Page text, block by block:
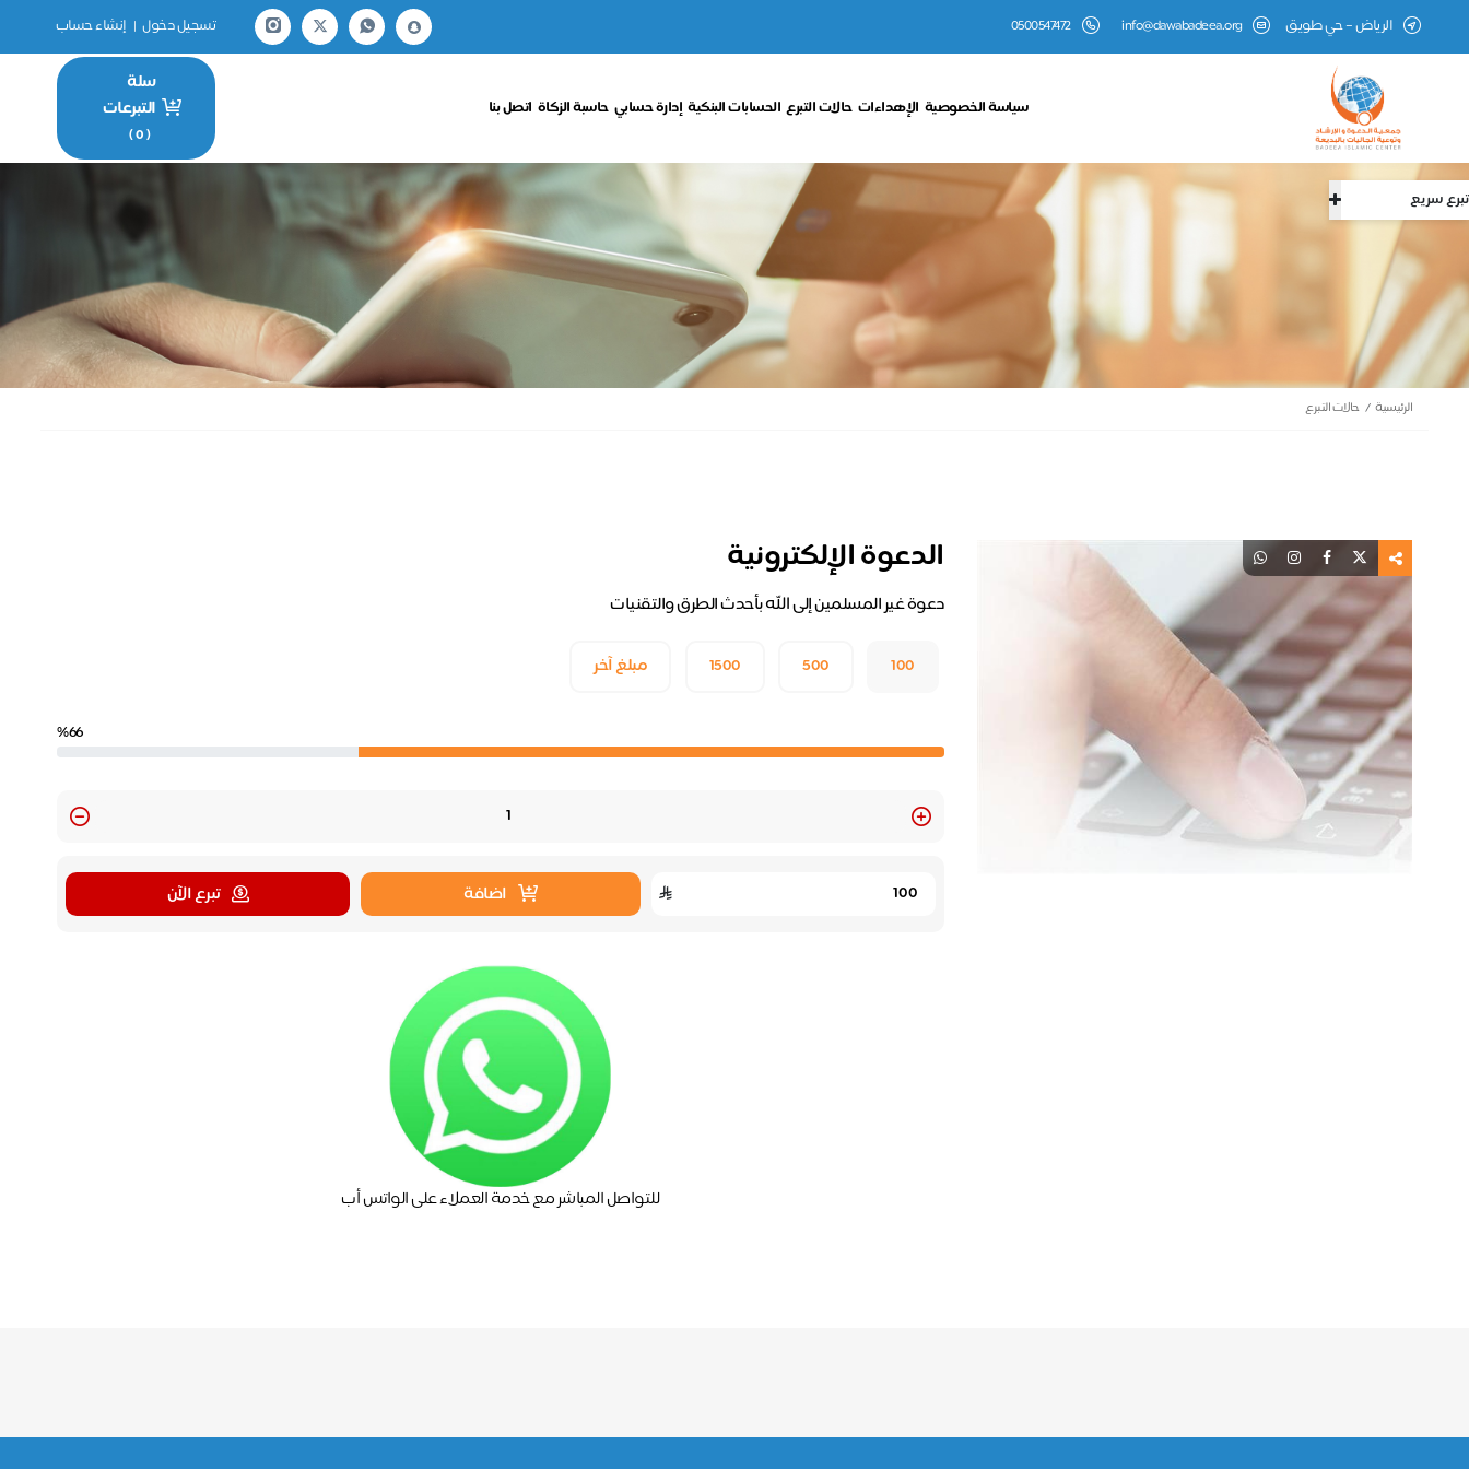
تبرع سريع
الرياض – حي طويق info@dawabadeea.org
0500547472 تسجيل دخول | إنشاء حساب
سياسة الخصوصية الإهداءات حالات التبرع الحسابات البنكية إدارة حسابي حاسبة الزكاة اتصل بنا
سلة
التبرعات
(
0
)
الرئيسية حالات التبرع
الدعوة الإلكترونية
دعوة غير المسلمين إلى الله بأحدث الطرق والتقنيات
100
500
1500 مبلغ آخر
%66
Quantity
اضافة تبرع الآن
للتواصل المباشر مع خدمة العملاء على الواتس أب